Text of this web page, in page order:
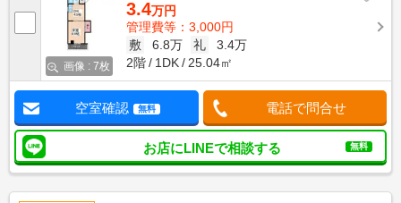
画像 : 7枚
3.4万円
管理費等：3,000円
敷
6.8万 礼
3.4万
2階
1DK 25.04㎡
空室確認 無料 電話で問合せ
お店にLINEで相談する 無料